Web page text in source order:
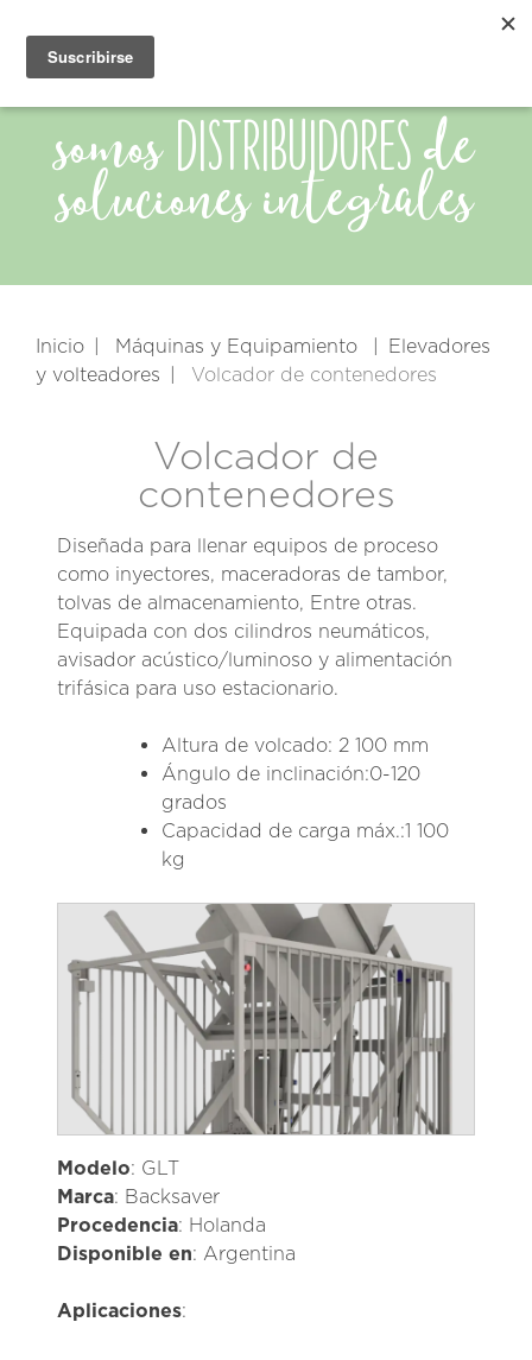
somos distribuidoresde
soluciones integrales
Inicio Máquinas y Equipamiento
Elevadores
y volteadores
Volcador de contenedores
Volcador de
contenedores
Diseñada para llenar equipos de proceso
como inyectores, maceradoras de tambor,
tolvas de almacenamiento, Entre otras.
Equipada con dos cilindros neumáticos,
avisador acústico/luminoso y alimentación
trifásica para uso estacionario.
Altura de volcado: 2 100 mm
Ángulo de inclinación:0-120
grados
Capacidad de carga máx.:1 100
kg
Modelo: GLT
Marca: Backsaver
Procedencia: Holanda
Disponible en: Argentina
Aplicaciones: